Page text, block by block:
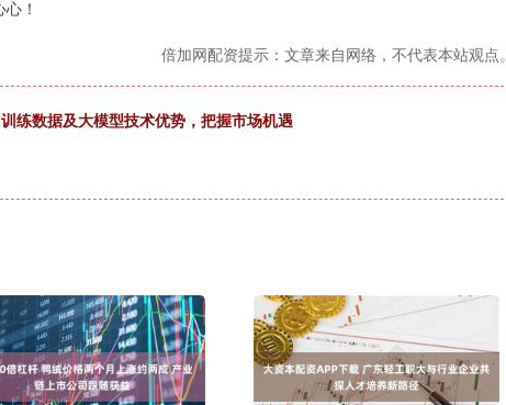
！
倍加网配资提示：文章来自网络，不代表本站观点。
练数据及大模型技术优势，把握市场机遇